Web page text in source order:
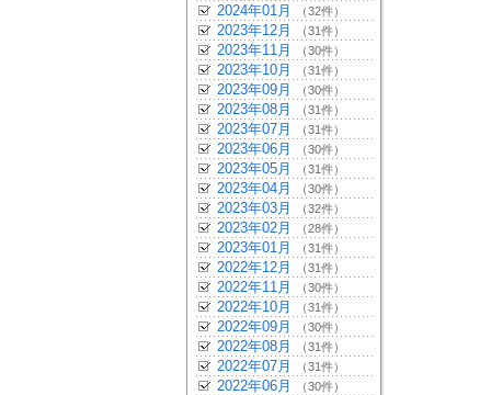
2024年01月 （32件）
2023年12月 （31件）
2023年11月 （30件）
2023年10月 （31件）
2023年09月 （30件）
2023年08月 （31件）
2023年07月 （31件）
2023年06月 （30件）
2023年05月 （31件）
2023年04月 （30件）
2023年03月 （32件）
2023年02月 （28件）
2023年01月 （31件）
2022年12月 （31件）
2022年11月 （30件）
2022年10月 （31件）
2022年09月 （30件）
2022年08月 （31件）
2022年07月 （31件）
2022年06月 （30件）